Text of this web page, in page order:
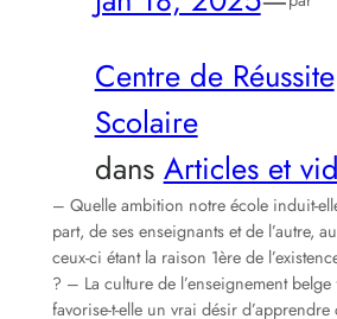
Centre de Réussite
Scolaire
dansArticles et
– Quelle ambition notre école induit-
part, de ses enseignants et de l’autre,
ceux-ci étant la raison 1ère de
? – La culture de l’enseignement
favorise-t-elle un vrai désir d’apprendre